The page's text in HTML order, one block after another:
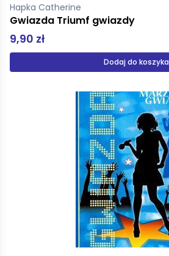
Hapka Catherine
Gwiazda Triumf gwiazdy
9,90 zł
Dodaj do koszyka